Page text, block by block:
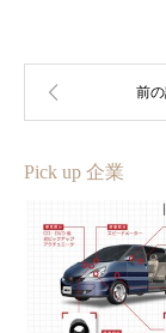
Pick up 企業